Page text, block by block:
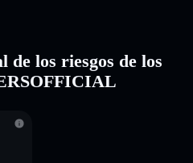
de los riesgos de los